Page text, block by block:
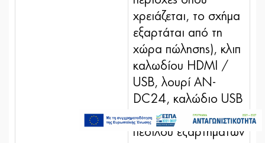
χρειάζεται, το σχήμα
εξαρτάται από τη
χώρα πώλησης), κλιπ
καλωδίου HDMI /
USB, λουρί AN-
DC24, καλώδιο USB
UC-E24, κάλυμμα
πεδίλου εξαρτημάτων
4.999,00€
Προσθήκη στο καλάθι